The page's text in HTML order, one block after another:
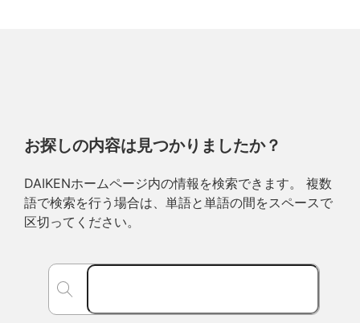
お探しの内容は見つかりましたか？
DAIKENホームページ内の情報を検索できます。 複数
語で検索を行う場合は、単語と単語の間をスペースで
区切ってください。